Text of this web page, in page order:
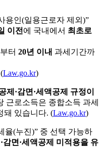
용인(일용근로자 제외)”
이전 에 국내에서 최초로
터 20년 이내 과세기간까
(Law.go.kr)
제·감면·세액공제 규정이
근로소득은 종합소득 과세
돼 있습니다. (Law.go.kr)
율(누진)” 중 선택 가능하
감면·세액공제 미적용을 유